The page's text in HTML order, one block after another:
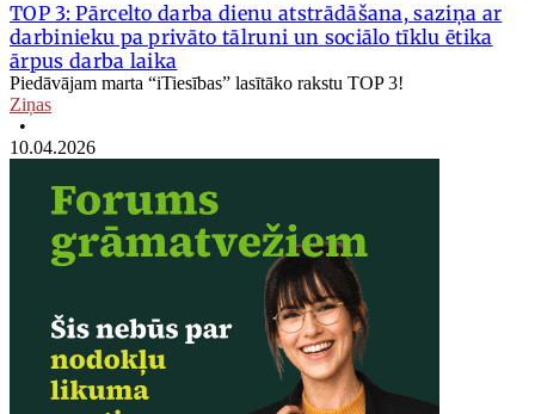
TOP 3: Pārcelto darba dienu atstrādāšana, saziņa ar
darbinieku pa privāto tālruni un sociālo tīklu ētika
ārpus darba laika
Piedāvājam marta “iTiesības” lasītāko rakstu TOP 3!
Ziņas
•
10.04.2026